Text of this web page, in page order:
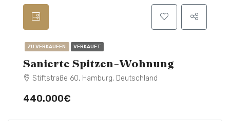
ZU VERKAUFEN VERKAUFT
Sanierte Spitzen-Wohnung
Stiftstraße 60, Hamburg, Deutschland
440.000€